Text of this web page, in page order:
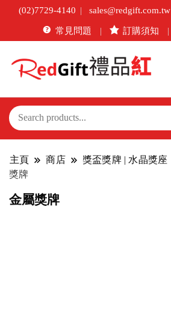
(02)7729-4140 sales@redgift.com.tw
常見問題 訂購須知
主頁 商店 獎盃獎牌 | 水晶獎座
獎牌
金屬獎牌